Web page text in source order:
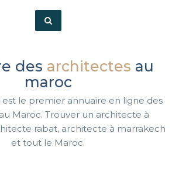
des architectes au
maroc
le premier annuaire en ligne des
Maroc. Trouver un architecte à
rabat, architecte à marrakech
et tout le Maroc.